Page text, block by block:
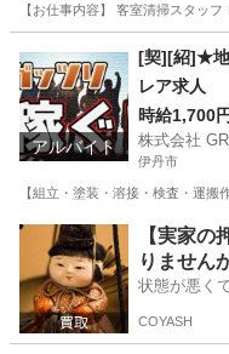
【お仕事内容】 客室清掃スタッ
新宿駅
アルバイト
[契][紹]★地
レア求人
時給1,700円
株式会社
伊丹市
【組立・塗装・溶接・検査・運
兵庫 伊丹市 軽作業
【実家の
りません
状態が悪く
COYASH